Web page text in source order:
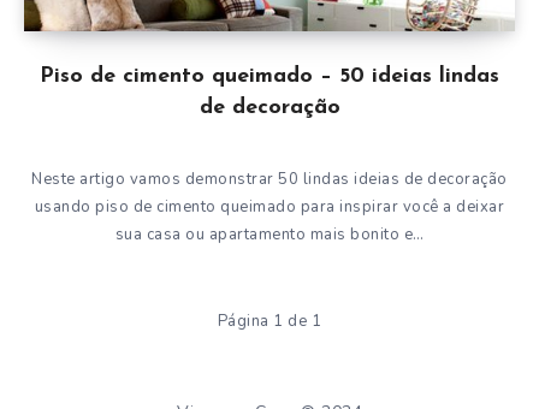
Piso de cimento queimado – 50 ideias lindas
de decoração
Neste artigo vamos demonstrar 50 lindas ideias de decoração
usando piso de cimento queimado para inspirar você a deixar
sua casa ou apartamento mais bonito e…
Página 1 de 1